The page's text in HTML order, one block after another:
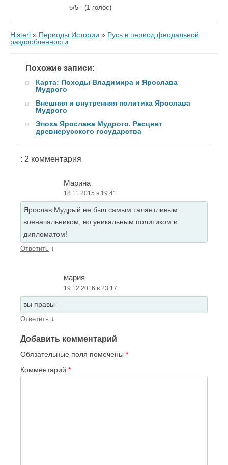
5/5 - (1 голос)
Histerl » Периоды Истории » Русь в период феодальной
раздробленности
Похожие записи:
Карта: Походы Владимира и Ярослава
Мудрого
Внешняя и внутренняя политика Ярослава
Мудрого
Эпоха Ярослава Мудрого. Расцвет
древнерусского государства
: 2 комментария
Марина
18.11.2015 в 19:41
Ярослав Мудрый не был самым талантливым
военачальником, но уникальным политиком и
дипломатом!
Ответить ↓
мария
19.12.2016 в 23:17
вы правы
Ответить ↓
Добавить комментарий
Обязательные поля помечены *
Комментарий *